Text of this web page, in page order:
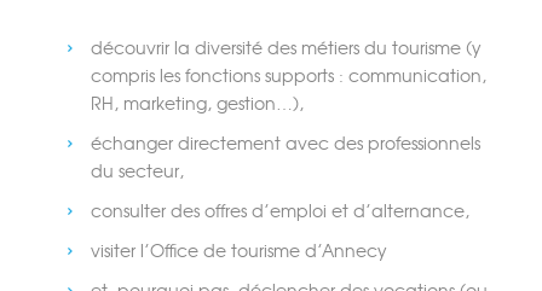
découvrir la diversité des métiers du tourisme (y
compris les fonctions supports : communication,
RH, marketing, gestion…),
échanger directement avec des professionnels
du secteur,
consulter des offres d’emploi et d’alternance,
visiter l’Office de tourisme d’Annecy